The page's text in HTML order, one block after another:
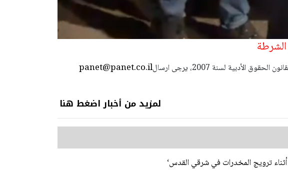
panet@panet.co.ilاستعمال المضامين بموجب بند 27 أ لقانون الحقوق الأدبية لسنة 2007، يرجى ارسال
لمزيد من أخبار اضغط هنا
ترويج المخدرات في شرقي القدس‘